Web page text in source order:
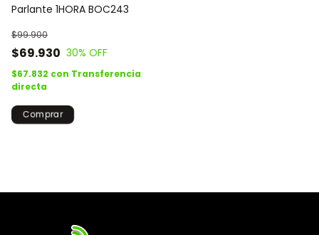
Parlante 1HORA BOC243
$69.930
$99.900
30% OFF
$67.832 con Transferencia
directa